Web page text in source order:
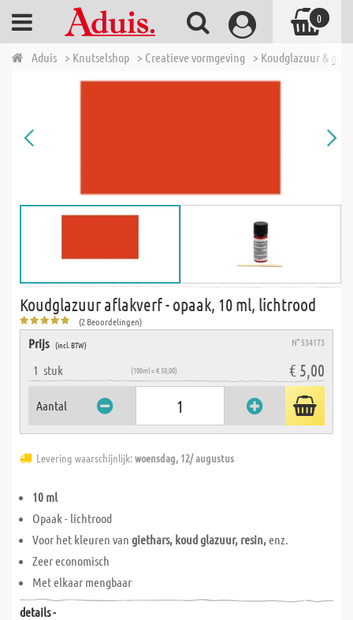
Aduis > Knutselshop > Creatieve vormgeving > Koudglazuur &
Koudglazuur aflakverf - opaak, 10 ml, lichtrood
(2 Beoordelingen)
Prijs (incl. BTW) N° 534173
1 stuk (100ml = € 50,00) € 5,00
Aantal
Levering waarschijnlijk:woensdag, 12/ augustus
10 ml
Opaak - lichtrood
Voor het kleuren van giethars, koud glazuur, resin,enz.
Zeer economisch
Met elkaar mengbaar
details -
0